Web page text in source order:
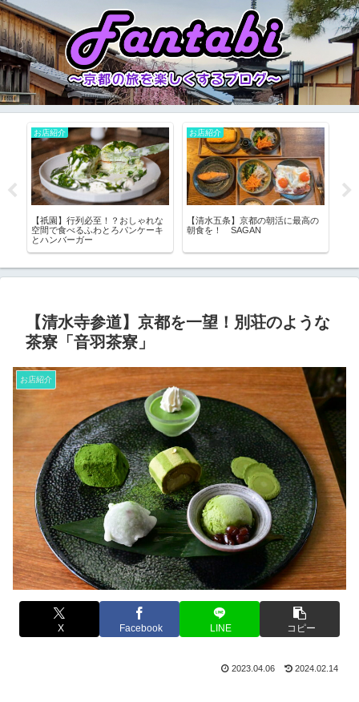
春の名所
【祇園・八坂】夜桜で有名な円山
公園♪早朝＆夜間、お花見を楽しむ
なら…？
お店紹介
【四条】500円でおばんざいが食べ
放題！？限定40名の超お得朝食
【清水寺参道】京都を一望！別荘のような
茶寮「音羽茶寮」
お店紹介
X Facebook LINE コピー
2023.04.06 2024.02.14